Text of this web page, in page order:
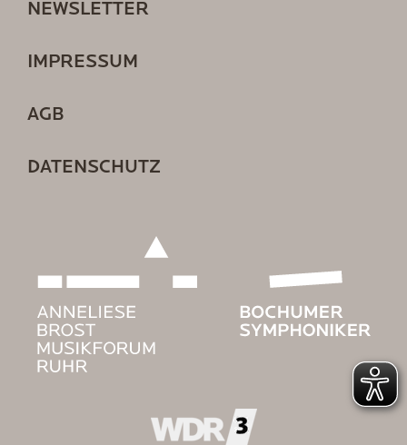
NEWSLETTER
IMPRESSUM
AGB
DATENSCHUTZ